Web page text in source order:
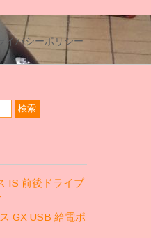
イバシーポリシー
IS 前後ドライブ
GX USB 給電ポ